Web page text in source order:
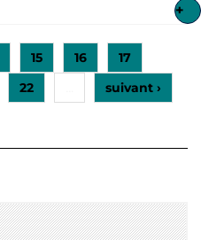
+
15 16 17
22 suivant ›